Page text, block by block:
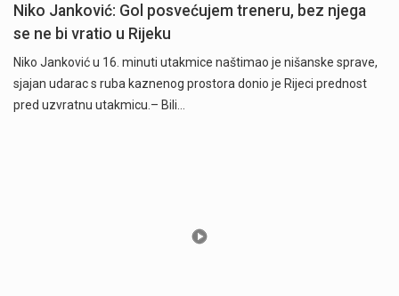
Niko Janković: Gol posvećujem treneru, bez njega
se ne bi vratio u Rijeku
Niko Janković u 16. minuti utakmice naštimao je nišanske sprave,
sjajan udarac s ruba kaznenog prostora donio je Rijeci prednost
pred uzvratnu utakmicu.– Bili…